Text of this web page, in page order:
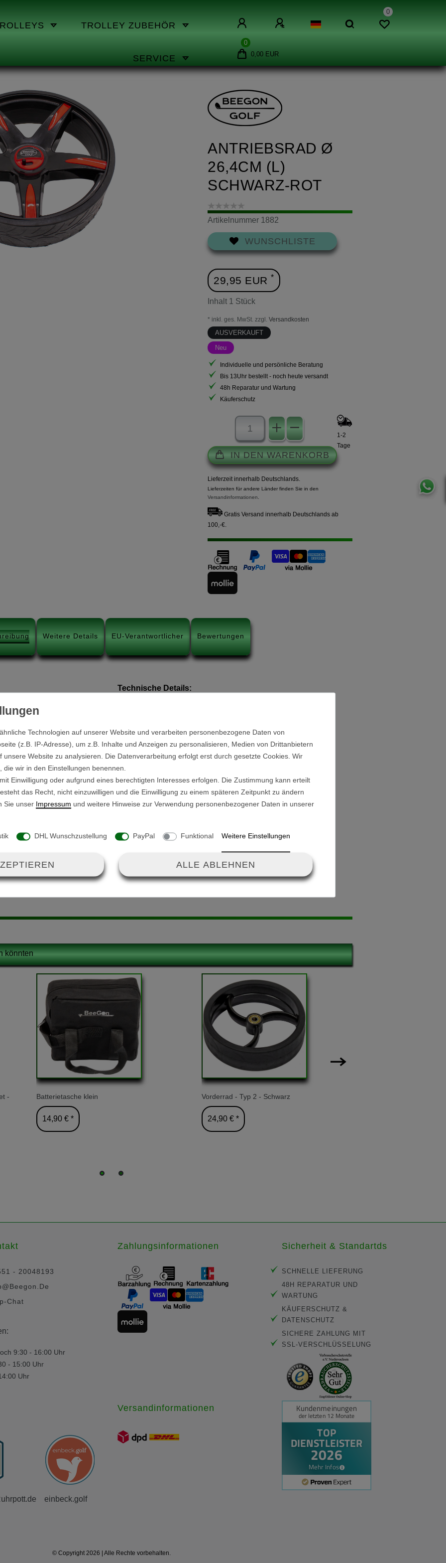
TROLLEY ZUBEHÖR
SERVICE
0
0
0,00 EUR
ANTRIEBSRAD Ø
26,4CM (L)
SCHWARZ-ROT
Artikelnummer 1882
WUNSCHLISTE
29,95 EUR *
Inhalt 1 Stück
* inkl. ges. MwSt. zzgl.Versandkosten
AUSVERKAUFT
Neu
Individuelle und persönliche Beratung
Bis 13Uhr bestellt - noch heute versandt
48h Reparatur und Wartung
Käuferschutz
IN DEN WARENKORB
1-2
Tage
Lieferzeit innerhalb Deutschlands.
Lieferzeiten für andere Länder finden Sie in den
Versandinformationen
Gratis Versand innerhalb Deutschlands ab
100,-€.
Weitere Details EU-Verantwortlicher Bewertungen
GT-S500T.
hast Du einen erhöten
viele Stöße und lässt den
lässtige Vibrationen.
Technische Details:
Außendurchmesser mit Reifen: 26,4cm
Außendurchmesser Felge: 25,7cm
Durchmesser Achsaufnahme: 12mm
könnten
- Batterietasche klein
14,90 € *
Vorderrad - Typ 2 - Schwarz
24,90 € *
- 20048193
Chat
9:30 - 16:00 Uhr
- 15:00 Uhr
Uhr
Zahlungsinformationen Sicherheit & Standartds
SCHNELLE LIEFERUNG
48H REPARATUR UND
WARTUNG
KÄUFERSCHUTZ &
DATENSCHUTZ
SICHERE ZAHLUNG MIT
SSL-VERSCHLÜSSELUNG
einbeck.golf
Versandinformationen
© Copyright 2026 | Alle Rechte vorbehalten.
Technologien auf unserer Website und verarbeiten personenbezogene Daten von
(z.B. IP-Adresse), um z.B. Inhalte und Anzeigen zu personalisieren, Medien von Drittanbietern
unsere Website zu analysieren. Die Datenverarbeitung erfolgt erst durch gesetzte Cookies. Wir
wir in den Einstellungen benennen.
Einwilligung oder aufgrund eines berechtigten Interesses erfolgen. Die Zustimmung kann erteilt
das Recht, nicht einzuwilligen und die Einwilligung zu einem späteren Zeitpunkt zu ändern
Sie unser Impressum und weitere Hinweise zur Verwendung personenbezogener Daten in unserer
DHL Wunschzustellung PayPal Funktional Weitere Einstellungen
ALLE ABLEHNEN